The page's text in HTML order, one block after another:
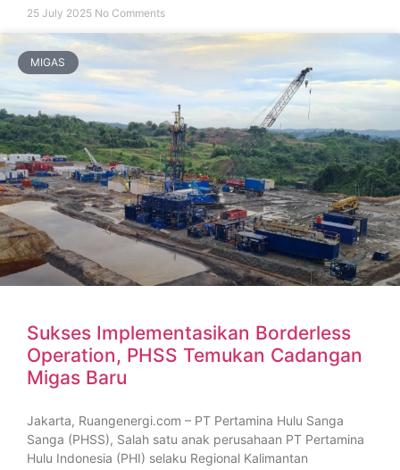
25 July 2025 No Comments
MIGAS
Sukses Implementasikan Borderless
Operation, PHSS Temukan Cadangan
Migas Baru
Jakarta, Ruangenergi.com – PT Pertamina Hulu Sanga
Sanga (PHSS), Salah satu anak perusahaan PT Pertamina
Hulu Indonesia (PHI) selaku Regional Kalimantan